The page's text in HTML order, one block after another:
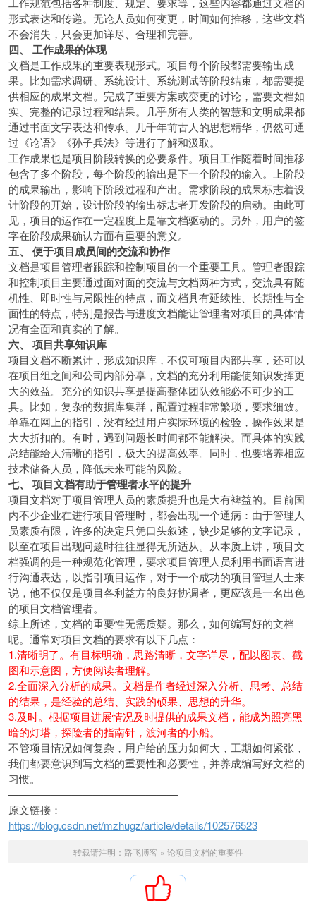
形式表达和传递。无论人员如何变更，时间如何推移，这些文档
不会消失，只会更加详尽、合理和完善。
四、 工作成果的体现
文档是工作成果的重要表现形式。项目每个阶段都需要输出成
果。比如需求调研、系统设计、系统测试等阶段结束，都需要提
供相应的成果文档。完成了重要方案或变更的讨论，需要文档如
实、完整的记录过程和结果。几乎所有人类的智慧和文明成果都
通过书面文字表达和传承。几千年前古人的思想精华，仍然可通
过《论语》《孙子兵法》等进行了解和汲取。
工作成果也是项目阶段转换的必要条件。项目工作随着时间推移
包含了多个阶段，每个阶段的输出是下一个阶段的输入。上阶段
的成果输出，影响下阶段过程和产出。需求阶段的成果标志着设
计阶段的开始，设计阶段的输出标志者开发阶段的启动。由此可
见，项目的运作在一定程度上是靠文档驱动的。另外，用户的签
字在阶段成果确认方面有重要的意义。
五、 便于项目成员间的交流和协作
文档是项目管理者跟踪和控制项目的一个重要工具。管理者跟踪
和控制项目主要通过面对面的交流与文档两种方式，交流具有随
机性、即时性与局限性的特点，而文档具有延续性、长期性与全
面性的特点，特别是报告与进度文档能让管理者对项目的具体情
况有全面和真实的了解。
六、 项目共享知识库
项目文档不断累计，形成知识库，不仅可项目内部共享，还可以
在项目组之间和公司内部分享，文档的充分利用能使知识发挥更
大的效益。充分的知识共享是提高整体团队效能必不可少的工
具。比如，复杂的数据库集群，配置过程非常繁琐，要求细致。
单靠在网上的指引，没有经过用户实际环境的检验，操作效果是
大大折扣的。有时，遇到问题长时间都不能解决。而具体的实践
总结能给人清晰的指引，极大的提高效率。同时，也要培养相应
技术储备人员，降低未来可能的风险。
七、 项目文档有助于管理者水平的提升
项目文档对于项目管理人员的素质提升也是大有裨益的。目前国
内不少企业在进行项目管理时，都会出现一个通病：由于管理人
员素质有限，许多的决定只凭口头叙述，缺少足够的文字记录，
以至在项目出现问题时往往显得无所适从。从本质上讲，项目文
档强调的是一种规范化管理，要求项目管理人员利用书面语言进
行沟通表达，以指引项目运作，对于一个成功的项目管理人士来
说，他不仅仅是项目各利益方的良好协调者，更应该是一名出色
的项目文档管理者。
综上所述，文档的重要性无需质疑。那么，如何编写好的文档
呢。通常对项目文档的要求有以下几点：
1.清晰明了。有目标明确，思路清晰，文字详尽，配以图表、截
图和示意图，方便阅读者理解。
2.全面深入分析的成果。文档是作者经过深入分析、思考、总结
的结果，是经验的总结、实践的硕果、思想的升华。
3.及时。根据项目进展情况及时提供的成果文档，能成为照亮黑
暗的灯塔，探险者的指南针，渡河者的小船。
不管项目情况如何复杂，用户给的压力如何大，工期如何紧张，
我们都要意识到写文档的重要性和必要性，并养成编写好文档的
习惯。
————————————————
原文链接：
https://blog.csdn.net/mzhugz/article/details/102576523
转载请注明： 路飞博客 » 论项目文档的重要性